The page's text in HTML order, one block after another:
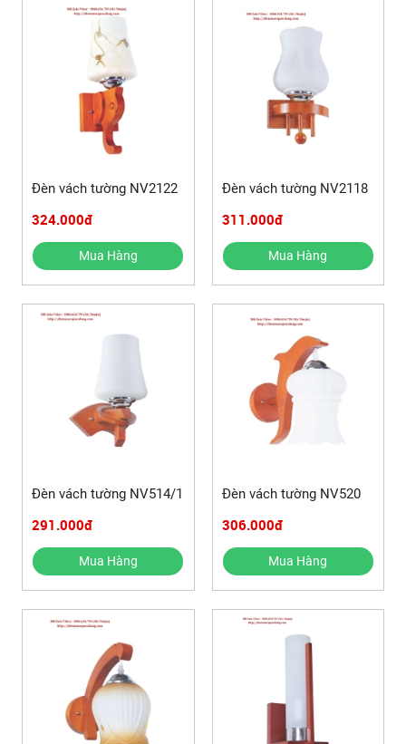
Đèn vách tường NV2122
324.000đ
Mua Hàng
Đèn vách tường NV2118
311.000đ
Mua Hàng
Đèn vách tường NV514/1
291.000đ
Mua Hàng
Đèn vách tường NV520
306.000đ
Mua Hàng